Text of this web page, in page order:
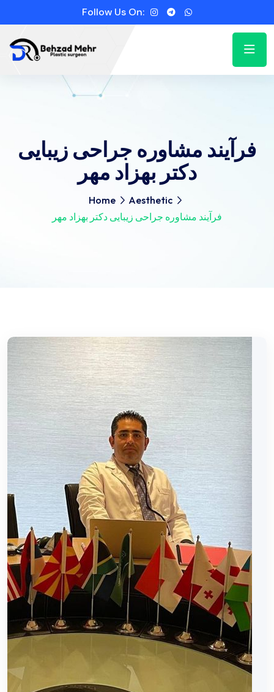
Follow Us On:
فرآیند مشاوره جراحی زیبایی
دکتر بهزاد مهر
Home
Aesthetic
فرآیند مشاوره جراحی زیبایی دکتر بهزاد مهر